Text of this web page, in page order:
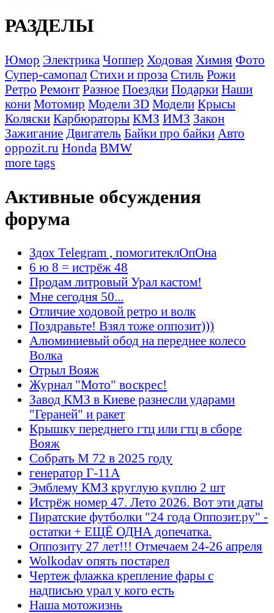
РАЗДЕЛЫ
Юмор Электрика Чоппер Ходовая Химия Фото
Супер-самопал Стихи и проза Стиль Рожи
Ретро Ремонт Разное Поездки Подарки Наши
кони Мотомир Модели 3D Модели Крысы
Коляски Карбюраторы КМЗ ИМЗ Закон
Зажигание Двигатель Байки про байки Авто
oppozit.ru Honda BMW
more tags
Активные обсуждения
форума
Здох Telegram , помогитеклОпОна
6 ю 8 = истрёж 48
Продам литровый Урал кастом!
Мне сегодня 50...
Отличие ходовой ретро и волк
Поздравьте! Взял тоже оппозит)))
Алюминиевый обод на переднее колесо
Волка
Отрыл Вояж
Журнал "Мото" воскрес!
Завод КМЗ в Киеве разнесли ударами
"Гераней" и ракет
Крышку переднего гтц или гтц в сборе
Вояж
Собрать М 72 в 2025 году
генератор Г-11А
Эмблему КМЗ круглую куплю 2 шт
Истрёж номер 47. Лето 2026. Вот эти даты
Пиратские футболки "24 года Оппозит.ру" -
остатки + ЕЩЁ ОДНА допечатка.
Оппозиту 27 лет!!! Отмечаем 24-26 апреля
Wolkodav опять постарел
Чертеж флажка крепление фары с
надписью урал у кого есть
Наша мотожизнь